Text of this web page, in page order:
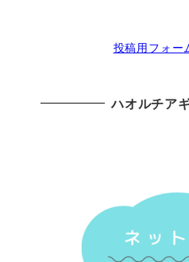
投稿用フォー
ハオルチア